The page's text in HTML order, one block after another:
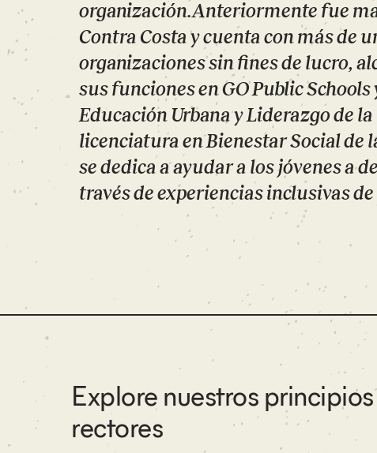
organización.Anteriormente fue
Contra Costa y cuenta con más de
organizaciones sin fines de lucro,
sus funciones en GO Public
Educación Urbana y Liderazgo de
licenciatura en Bienestar Social de
se dedica a ayudar a los jóvenes a
través de experiencias inclusivas
Explore nuestros principios
rectores